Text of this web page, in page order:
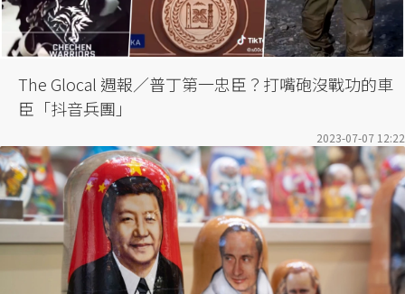
The Glocal 週報／普丁第一忠臣？打嘴砲沒戰功的車
臣「抖音兵團」
2023-07-07 12:22